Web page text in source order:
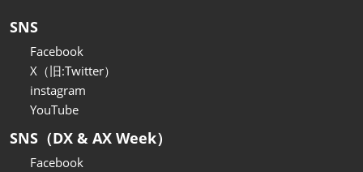
SNS
Facebook
X（旧:Twitter）
instagram
YouTube
SNS（DX & AX Week）
Facebook